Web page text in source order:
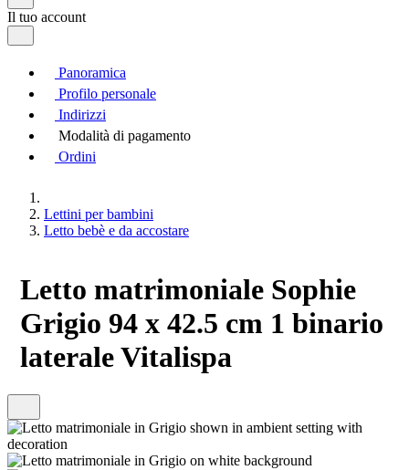
Il tuo account
Panoramica
Profilo personale
Indirizzi
Modalità di pagamento
Ordini
Lettini per bambini
Letto bebè e da accostare
Letto matrimoniale Sophie
Grigio 94 x 42.5 cm 1 binario
laterale Vitalispa